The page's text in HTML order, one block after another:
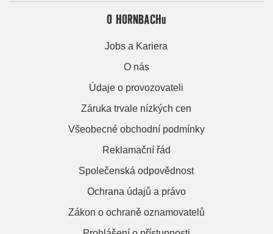
O HORNBACHu
Jobs a Kariera
O nás
Údaje o provozovateli
Záruka trvale nízkých cen
Všeobecné obchodní podmínky
Reklamační řád
Společenská odpovědnost
Ochrana údajů a právo
Zákon o ochraně oznamovatelů